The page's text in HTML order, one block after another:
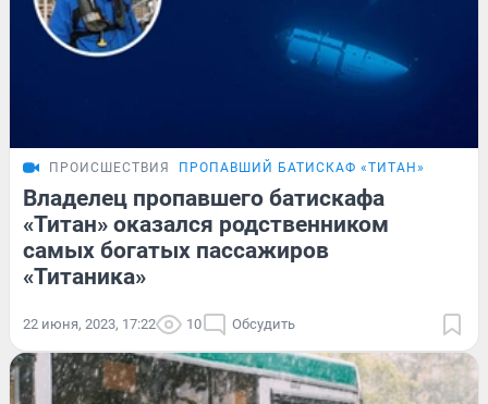
ПРОИСШЕСТВИЯ ПРОПАВШИЙ БАТИСКАФ «ТИТАН»
Владелец пропавшего батискафа
«Титан» оказался родственником
самых богатых пассажиров
«Титаника»
22 июня, 2023, 17:22 10 Обсудить